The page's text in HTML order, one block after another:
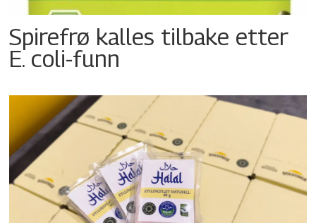
Spirefrø kalles tilbake etter
E. coli-funn